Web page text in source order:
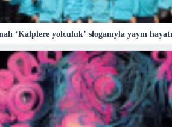
‘Kalplere yolculuk’ sloganıyla yayın